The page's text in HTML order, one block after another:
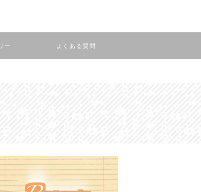
ー よくある質問